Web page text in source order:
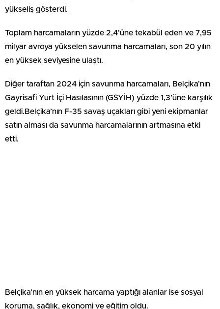
yükseliş gösterdi.
Toplam harcamaların yüzde 2,4’üne tekabül eden ve 7,95
milyar avroya yükselen savunma harcamaları, son 20 yılın
en yüksek seviyesine ulaştı.
Diğer taraftan 2024 için savunma harcamaları, Belçika’nın
Gayrisafi Yurt İçi Hasılasının (GSYİH) yüzde 1,3’üne karşılık
geldi.Belçika’nın F-35 savaş uçakları gibi yeni ekipmanlar
satın alması da savunma harcamalarının artmasına etki
etti.
Belçika’nın en yüksek harcama yaptığı alanlar ise sosyal
koruma, sağlık, ekonomi ve eğitim oldu.